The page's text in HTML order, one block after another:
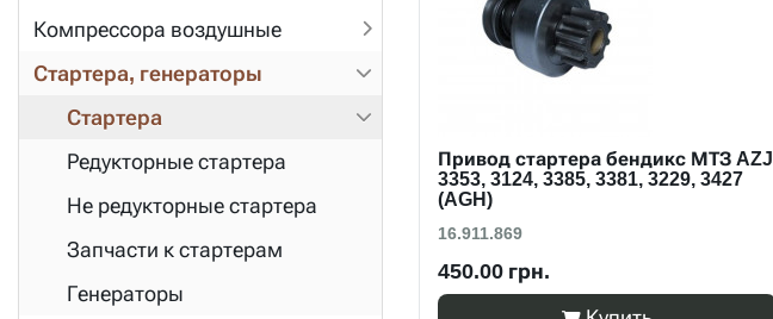
Компрессора воздушные
Стартера, генераторы
Стартера
Редукторные стартера
Не редукторные стартера
Запчасти к стартерам
Генераторы
Привод стартера бендикс МТЗ AZJ
3353, 3124, 3385, 3381, 3229, 3427
(AGH)
16.911.869
450.00 грн.